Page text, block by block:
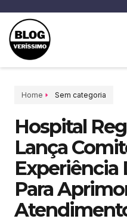
Home Sem categoria
Hospital
Lança
Experiência
Para